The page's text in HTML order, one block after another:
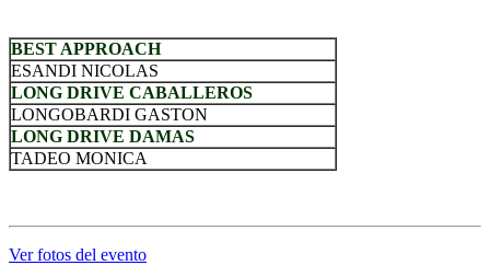
BEST APPROACH
ESANDI NICOLAS
LONG DRIVE CABALLEROS
LONGOBARDI GASTON
LONG DRIVE DAMAS
TADEO MONICA
Ver fotos del evento